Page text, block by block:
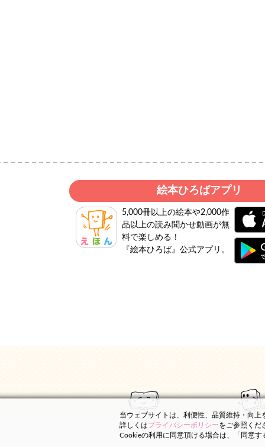
絵本ひろばアプリ
5,000冊以上の絵本や2,000作
品以上の読み聞かせ動画が無
料で楽しめる！
『絵本ひろば』公式アプリ。
当ウェブサイトは、利便性、品質維持・向
詳しくはプライバシーポリシーをご参照くだ
Cookieの利用に同意頂ける場合は、「同意